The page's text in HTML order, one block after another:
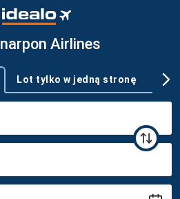
Airlines
Lot tylko w jedną stronę